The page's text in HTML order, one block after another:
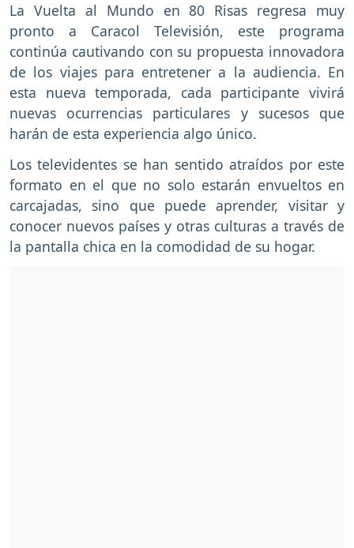
La Vuelta al Mundo en 80 Risas regresa muy
pronto a Caracol Televisión, este programa
continúa cautivando con su propuesta innovadora
de los viajes para entretener a la audiencia. En
esta nueva temporada, cada participante vivirá
nuevas ocurrencias particulares y sucesos que
harán de esta experiencia algo único.
Los televidentes se han sentido atraídos por este
formato en el que no solo estarán envueltos en
carcajadas, sino que puede aprender, visitar y
conocer nuevos países y otras culturas a través de
la pantalla chica en la comodidad de su hogar.